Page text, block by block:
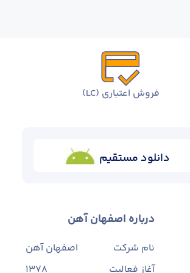
فروش اعتباری (LC)
دانلود مستقیم
درباره اصفهان آهن
نام شرکت
اصفهان آهن
آغاز فعالیت
1378